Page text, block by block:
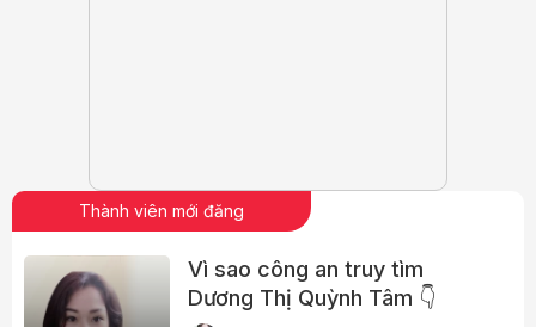
Thành viên mới đăng
Vì sao công an truy tìm
Dương Thị Quỳnh Tâm 👇